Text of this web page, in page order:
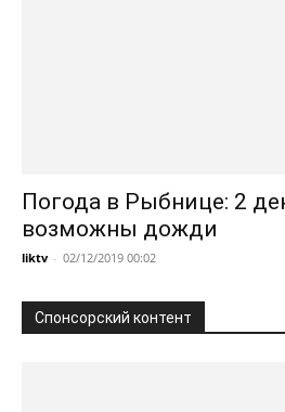
Погода в Рыбнице: 2
возможны дожди
liktv - 02/12/2019 00:02
Спонсорский контент